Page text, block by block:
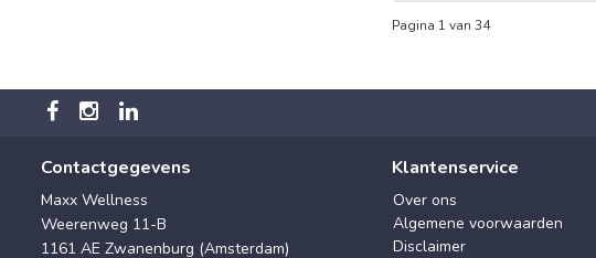
Pagina 1 van 34
Contactgegevens
Maxx Wellness
Weerenweg 11-B
1161 AE Zwanenburg (Amsterdam)
Klantenservice
Over ons
Algemene voorwaarden
Disclaimer